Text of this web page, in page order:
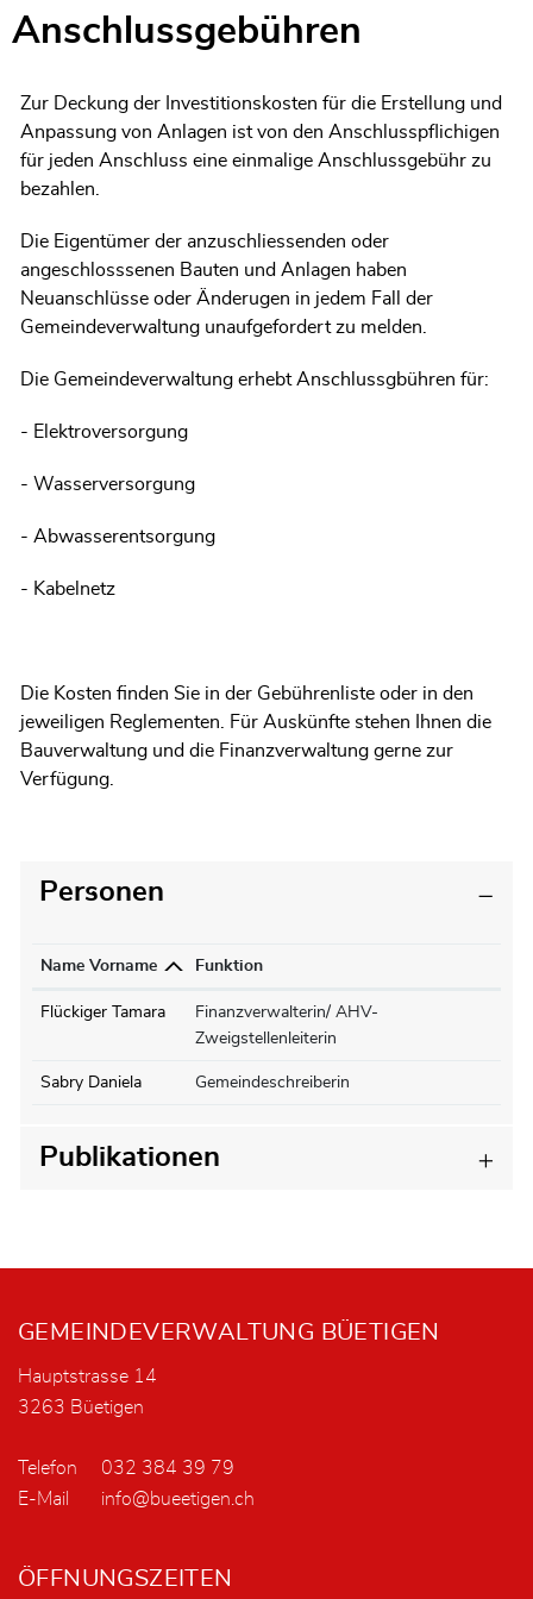
Anschlussgebühren
Zur Deckung der Investitionskosten für die Erstellung und
Anpassung von Anlagen ist von den Anschlusspflichigen
für jeden Anschluss eine einmalige Anschlussgebühr zu
bezahlen.
Die Eigentümer der anzuschliessenden oder
angeschlosssenen Bauten und Anlagen haben
Neuanschlüsse oder Änderugen in jedem Fall der
Gemeindeverwaltung unaufgefordert zu melden.
Die Gemeindeverwaltung erhebt Anschlussgbühren für:
- Elektroversorgung
- Wasserversorgung
- Abwasserentsorgung
- Kabelnetz
Die Kosten finden Sie in der Gebührenliste oder in den
jeweiligen Reglementen. Für Auskünfte stehen Ihnen die
Bauverwaltung und die Finanzverwaltung gerne zur
Verfügung.
Zugehörige Objekte
Personen
Name Vorname Funktion
Flückiger Tamara
Finanzverwalterin/ AHV-
Zweigstellenleiterin
Sabry Daniela Gemeindeschreiberin
Publikationen
Fusszeile
GEMEINDEVERWALTUNG BÜETIGEN
Hauptstrasse 14
3263 Büetigen
Telefon
032 384 39 79
E-Mail
info@bueetigen.ch
ÖFFNUNGSZEITEN